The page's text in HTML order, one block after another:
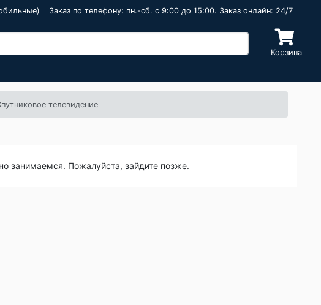
Заказ по телефону: пн.-сб. c 9:00 до 15:00. Заказ онлайн: 24/7
Корзина
телевидение
занимаемся. Пожалуйста, зайдите позже.